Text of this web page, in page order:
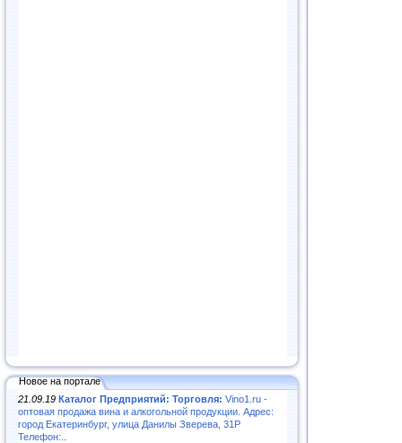
Новое на портале
21.09.19 Каталог Предприятий: Торговля: Vino1.ru -
оптовая продажа вина и алкогольной продукции. Адрес:
город Екатеринбург, улица Данилы Зверева, 31Р
Телефон:..